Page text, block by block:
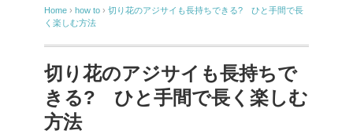
Home › how to › 切り花のアジサイも長持ちできる? ひと手間で長
く楽しむ方法
切り花のアジサイも長持ちで
きる? ひと手間で長く楽しむ
方法